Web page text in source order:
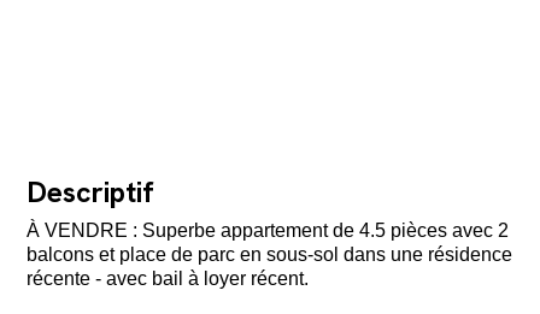
Descriptif
À VENDRE : Superbe appartement de 4.5 pièces avec 2
balcons et place de parc en sous-sol dans une résidence
récente - avec bail à loyer récent.